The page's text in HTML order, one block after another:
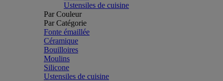
Ustensiles de cuisine
Par Couleur
Par Catégorie
Fonte émaillée
Céramique
Bouilloires
Moulins
Silicone
Ustensiles de cuisine